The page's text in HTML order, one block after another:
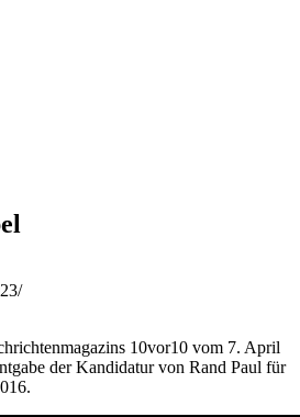
10vor10 vom 7. April
der Kandidatur von Rand Paul für